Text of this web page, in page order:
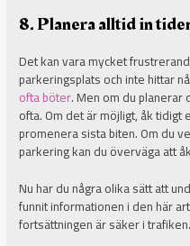
8. Planera alltid in
Det kan vara mycket
parkeringsplats och inte hittar
ofta böter. Men om du
ofta. Om det är möjligt, åk
promenera sista biten. Om du
parkering kan du överväga att
Nu har du några olika sätt att
funnit informationen i den här
fortsättningen är säker i